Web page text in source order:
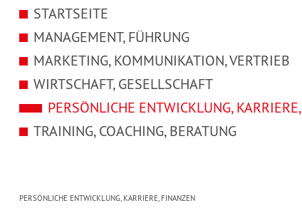
Achtsamkeit für
PERSÖNLICHE ENTWICKLUNG, KARRIERE, FINANZEN
STARTSEITE
MANAGEMENT, FÜHRUNG
MARKETING, KOMMUNIKATION, VERTRIEB
WIRTSCHAFT, GESELLSCHAFT
PERSÖNLICHE ENTWICKLUNG,
TRAINING, COACHING, BERATUNG